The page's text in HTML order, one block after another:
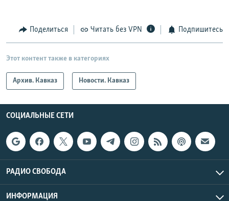
Поделиться Читать без VPN Подпишитесь
Этот контент также в категориях
Архив. Кавказ Новости. Кавказ
СОЦИАЛЬНЫЕ СЕТИ
РАДИО СВОБОДА
ИНФОРМАЦИЯ